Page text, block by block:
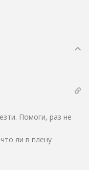
Помоги, раз не
ли в плену